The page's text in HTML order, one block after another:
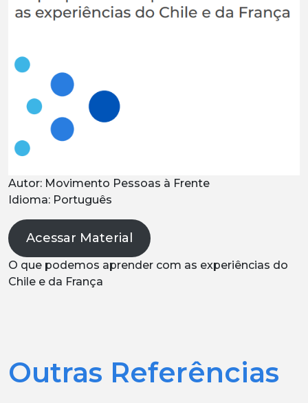
Autor: Movimento Pessoas à Frente
Idioma: Português
Acessar Material
O que podemos aprender com as experiências do
Chile e da França
Outras Referências